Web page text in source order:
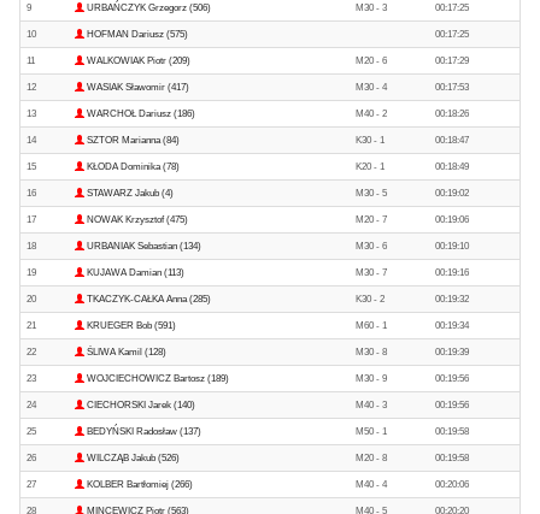
9 URBAŃCZYK Grzegorz (506) M30 - 3 00:17:25
10 HOFMAN Dariusz (575) 00:17:25
11 WALKOWIAK Piotr (209) M20 - 6 00:17:29
12 WASIAK Sławomir (417) M30 - 4 00:17:53
13 WARCHOŁ Dariusz (186) M40 - 2 00:18:26
14 SZTOR Marianna (84) K30 - 1 00:18:47
15 KŁODA Dominika (78) K20 - 1 00:18:49
16 STAWARZ Jakub (4) M30 - 5 00:19:02
17 NOWAK Krzysztof (475) M20 - 7 00:19:06
18 URBANIAK Sebastian (134) M30 - 6 00:19:10
19 KUJAWA Damian (113) M30 - 7 00:19:16
20 TKACZYK-CAŁKA Anna (285) K30 - 2 00:19:32
21 KRUEGER Bob (591) M60 - 1 00:19:34
22 ŚLIWA Kamil (128) M30 - 8 00:19:39
23 WOJCIECHOWICZ Bartosz (189) M30 - 9 00:19:56
24 CIECHORSKI Jarek (140) M40 - 3 00:19:56
25 BEDYŃSKI Radosław (137) M50 - 1 00:19:58
26 WILCZĄB Jakub (526) M20 - 8 00:19:58
27 KOLBER Bartłomiej (266) M40 - 4 00:20:06
28 MINCEWICZ Piotr (563) M40 - 5 00:20:20